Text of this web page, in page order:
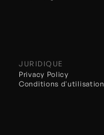
JURIDIQUE
Privacy Policy
Conditions d'utilisation